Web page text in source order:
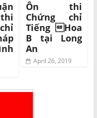
Ôn thi
Chứng chỉ
Tiếng Hoa
B tại Long
An
April 26, 2019